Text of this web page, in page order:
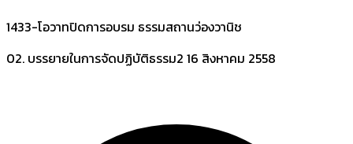
1433-โอวาทปิดการอบรม ธรรมสถานว่องวานิช
02. บรรยายในการจัดปฏิบัติธรรม2 16 สิงหาคม 2558